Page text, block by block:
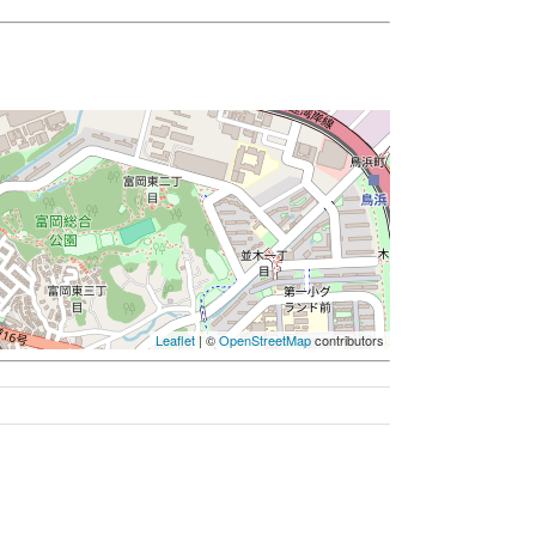
Leaflet | ©OpenStreetMapcontributors